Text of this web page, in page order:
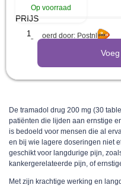
Op voorraad
PRIJS
Uitgevoerd door: Postnl
De tramadol drug 200 mg (30
patiënten die lijden aan ernstige
is bedoeld voor mensen die al
en bij wie lagere doseringen niet
geschikt voor langdurige pijn,
kankergerelateerde pijn, of
Met zijn krachtige werking en